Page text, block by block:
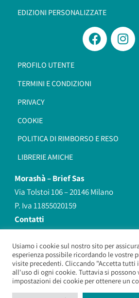
EDIZIONI PERSONALIZZATE
PROFILO UTENTE
TERMINI E CONDIZIONI
PRIVACY
COOKIE
POLITICA DI RIMBORSO E RESO
LIBRERIE AMICHE
Morashà –Brief Sas
Via Tolstoi 106 – 20146 Milano
P. Iva 11855020159
Contatti
redazione@morasha.it
339 8596707
(anche Whatsapp)
Usiamo i cookie sul nostro sito per
esperienza possibile ricordando le vostre
visite precedenti. Cliccando "Accetta tutti
all'uso di ogni cookie. Tuttavia si possono
impostazioni dei cookie per ottenere un